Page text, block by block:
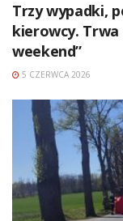
Trzy wypadki,
kierowcy. Trwa
weekend”
5 CZERWCA 2026